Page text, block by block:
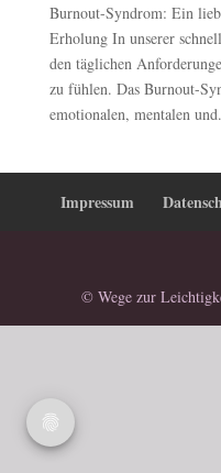
Burnout-Syndrom: Ein
Erholung In unserer
den täglichen
zu fühlen. Das Burnout-
emotionalen, mentalen
Impressum
© Wege zur